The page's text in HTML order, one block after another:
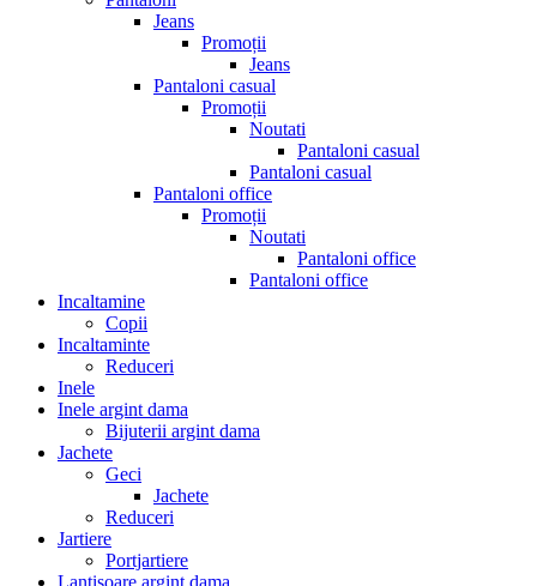
Jeans
Promoții
Jeans
Pantaloni casual
Promoții
Noutati
Pantaloni casual
Pantaloni casual
Pantaloni office
Promoții
Noutati
Pantaloni office
Pantaloni office
Incaltamine
Copii
Incaltaminte
Reduceri
Inele
Inele argint dama
Bijuterii argint dama
Jachete
Geci
Jachete
Reduceri
Jartiere
Portjartiere
Lantisoare argint dama